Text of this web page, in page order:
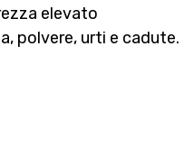
elevato
polvere, urti e cadute.